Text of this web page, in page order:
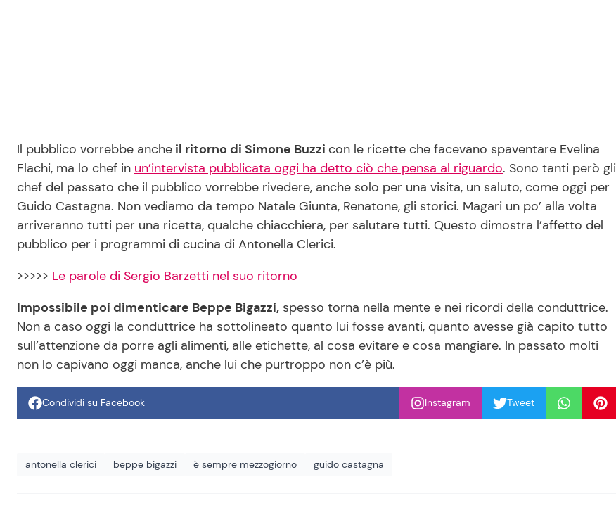
Il pubblico vorrebbe anche il ritorno di Simone Buzzi con le ricette che facevano spaventare Evelina
Flachi, ma lo chef in un’intervista pubblicata oggi ha detto ciò che pensa al riguardo. Sono tanti però gli
chef del passato che il pubblico vorrebbe rivedere, anche solo per una visita, un saluto, come oggi per
Guido Castagna. Non vediamo da tempo Natale Giunta, Renatone, gli storici. Magari un po’ alla volta
arriveranno tutti per una ricetta, qualche chiacchiera, per salutare tutti. Questo dimostra l’affetto del
pubblico per i programmi di cucina di Antonella Clerici.
>>>>> Le parole di Sergio Barzetti nel suo ritorno
Impossibile poi dimenticare Beppe Bigazzi, spesso torna nella mente e nei ricordi della conduttrice.
Non a caso oggi la conduttrice ha sottolineato quanto lui fosse avanti, quanto avesse già capito tutto
sull’attenzione da porre agli alimenti, alle etichette, al cosa evitare e cosa mangiare. In passato molti
non lo capivano oggi manca, anche lui che purtroppo non c’è più.
Condividi su Facebook Instagram Tweet
antonella clerici beppe bigazzi è sempre mezzogiorno guido castagna